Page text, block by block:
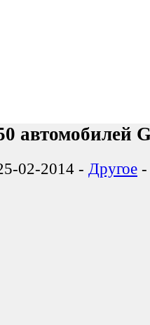
автомобилей
02-2014 - Другое -